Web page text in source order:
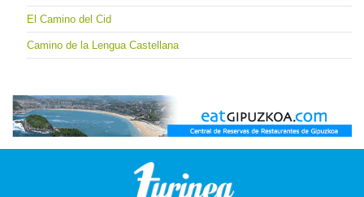
El Camino del Cid
Camino de la Lengua Castellana